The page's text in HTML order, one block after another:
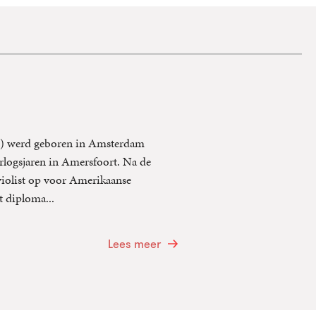
werd geboren in Amsterdam
in Amersfoort. Na de
op voor Amerikaanse
diploma...
Lees meer